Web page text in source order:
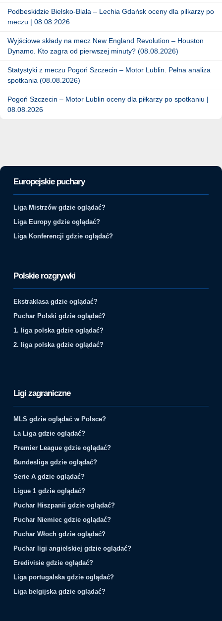
Podbeskidzie Bielsko-Biała – Lechia Gdańsk oceny dla piłkarzy po
meczu | 08.08.2026
Wyjściowe składy na mecz New England Revolution – Houston
Dynamo. Kto zagra od pierwszej minuty? (08.08.2026)
Statystyki z meczu Pogoń Szczecin – Motor Lublin. Pełna analiza
spotkania (08.08.2026)
Pogoń Szczecin – Motor Lublin oceny dla piłkarzy po spotkaniu |
08.08.2026
Europejskie puchary
Liga Mistrzów gdzie oglądać?
Liga Europy gdzie oglądać?
Liga Konferencji gdzie oglądać?
Polskie rozgrywki
Ekstraklasa gdzie oglądać?
Puchar Polski gdzie oglądać?
1. liga polska gdzie oglądać?
2. liga polska gdzie oglądać?
Ligi zagraniczne
MLS gdzie oglądać w Polsce?
La Liga gdzie oglądać?
Premier League gdzie oglądać?
Bundesliga gdzie oglądać?
Serie A gdzie oglądać?
Ligue 1 gdzie oglądać?
Puchar Hiszpanii gdzie oglądać?
Puchar Niemiec gdzie oglądać?
Puchar Włoch gdzie oglądać?
Puchar ligi angielskiej gdzie oglądać?
Eredivisie gdzie oglądać?
Liga portugalska gdzie oglądać?
Liga belgijska gdzie oglądać?